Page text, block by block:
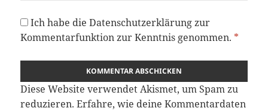
Ich habe dieDatenschutzerklärungzur
Kommentarfunktion zur Kenntnis genommen. *
Diese Website verwendet Akismet, um Spam zu
reduzieren.Erfahre, wie deine Kommentardaten